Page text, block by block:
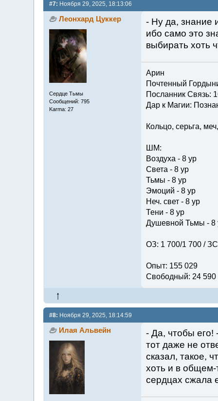
#7: Ноября 29, 2025, 18:13:06
Леонхард Цуккер
Сердце Тьмы
Сообщений: 795
Karma: 27
- Ну да, знание
ибо само это
выбирать хоть
Арин
Почтенный
Посланник Связь:
Дар к Магии:
Кольцо, серьга,
ШМ:
Воздуха - 8 ур
Света - 8 ур
Тьмы - 8 ур
Эмоций - 8 ур
Неч. свет - 8 ур
Тени - 8 ур
Душевной Тьмы - 8
ОЗ: 1 700/1 700 /
Опыт: 155 029
Свободный: 24 590
#8: Ноября 29, 2025, 18:14:59
Илая Альвейн
- Да, чтобы его!
тот даже не
сказал, такое,
хоть и в общем-
сердцах сжала